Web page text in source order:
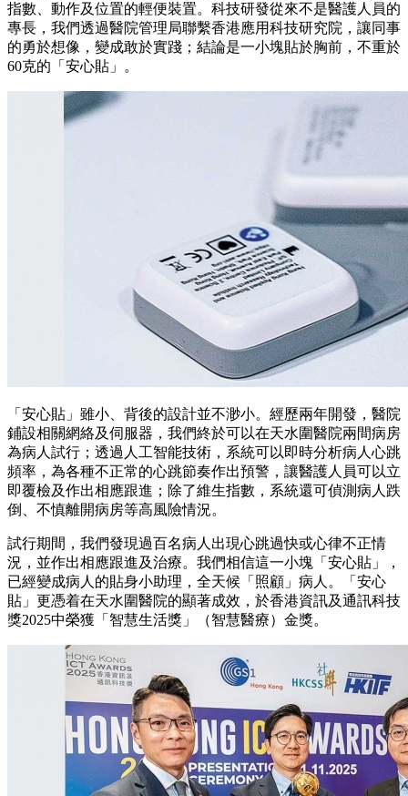
指數、動作及位置的輕便裝置。科技研發從來不是醫護人員的
專長，我們透過醫院管理局聯繫香港應用科技研究院，讓同事
的勇於想像，變成敢於實踐；結論是一小塊貼於胸前，不重於
60克的「安心貼」。
「安心貼」雖小、背後的設計並不渺小。經歷兩年開發，醫院
鋪設相關網絡及伺服器，我們終於可以在天水圍醫院兩間病房
為病人試行；透過人工智能技術，系統可以即時分析病人心跳
頻率，為各種不正常的心跳節奏作出預警，讓醫護人員可以立
即覆檢及作出相應跟進；除了維生指數，系統還可偵測病人跌
倒、不慎離開病房等高風險情況。
試行期間，我們發現過百名病人出現心跳過快或心律不正情
況，並作出相應跟進及治療。我們相信這一小塊「安心貼」，
已經變成病人的貼身小助理，全天候「照顧」病人。「安心
貼」更憑着在天水圍醫院的顯著成效，於香港資訊及通訊科技
獎2025中榮獲「智慧生活獎」（智慧醫療）金獎。